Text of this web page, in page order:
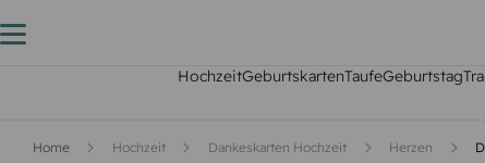
HochzeitGeburtskartenTaufeGeburtstag
Home Hochzeit Dankeskarten Hochzeit Herzen